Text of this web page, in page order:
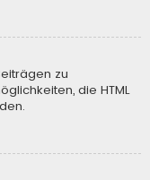
zu
die HTML